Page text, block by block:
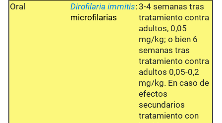
Oral
Dirofilaria immitis:
microfilarias
3-4 semanas tras
tratamiento contra
adultos, 0,05
mg/kg; o bien 6
semanas tras
tratamiento contra
adultos 0,05-0,2
mg/kg. En caso de
efectos
secundarios
tratamiento con